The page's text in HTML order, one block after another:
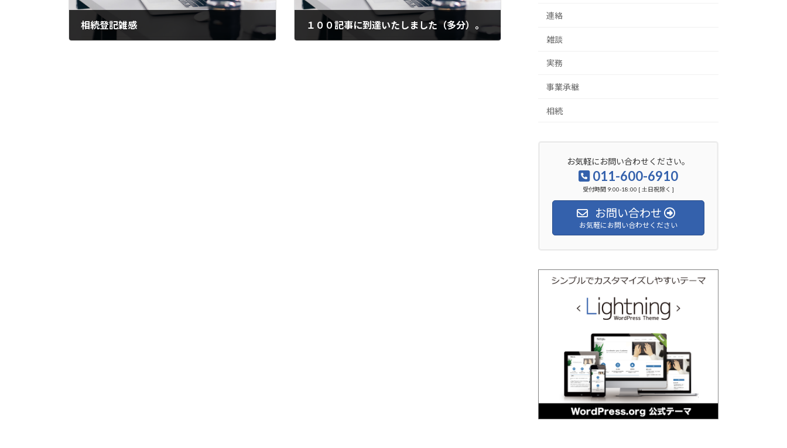
相続登記雑感 １００記事に到達いたしました（多分）。
連絡
雑談
実務
事業承継
相続
お気軽にお問い合わせください。
011-600-6910
受付時間 9:00-18:00 [ 土日祝除く ]
お問い合わせ
お気軽にお問い合わせください